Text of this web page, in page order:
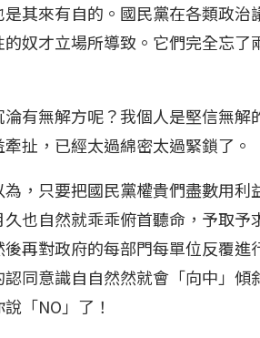
其來有自的。國民黨在各類政
奴才立場所導致。它們完全忘
有無解方呢？我個人是堅信無
扯，已經太過綿密太過緊鎖了。
，只要把國民黨權貴們盡數用
也自然就乖乖俯首聽命，予取
再對政府的每部門每單位反覆
同意識自自然然就會「向中」
「NO」了！